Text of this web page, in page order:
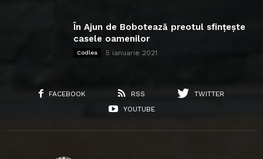
În Ajun de Bobotează preotul sfințește
casele oamenilor
Codlea 5 ianuarie 2021
FACEBOOK RSS
TWITTER
YOUTUBE